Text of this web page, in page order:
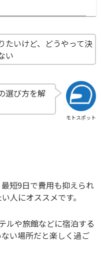
たいけど、どうやって決
い
モトスポット
選び方を解
短9日で費用も抑えられ
人にオススメです。
ルや旅館などに宿泊する
い場所だと楽しく過ご